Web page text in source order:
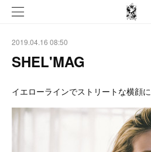
2019.04.16 08:50
SHEL'MAG
イエローラインでストリートな横顔に